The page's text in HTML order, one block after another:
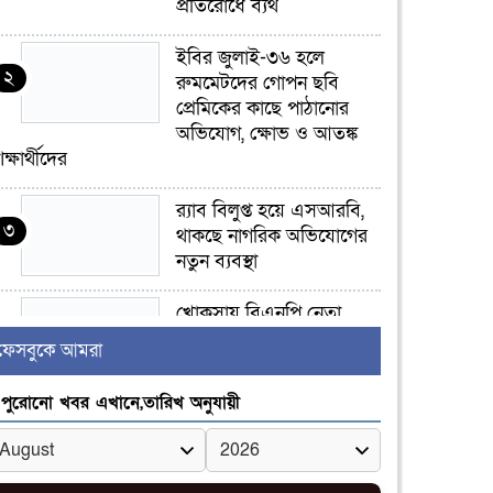
প্রতিরোধে ব্যর্থ
২
ইবির জুলাই-৩৬ হলে
রুমমেটদের গোপন ছবি
প্রেমিকের কাছে পাঠানোর
অভিযোগ, ক্ষোভ ও আতঙ্ক
৩
র‍্যাব বিলুপ্ত হয়ে এসআরবি,
থাকছে নাগরিক অভিযোগের
নতুন ব্যবস্থা
৪
খোকসায় বিএনপি নেতা
৫
সাঈদীর ছবিতে জুতা
নিক্ষেপকারীরা ‘জারজ
সন্তান’: আমির হামজা
আমরা
পুরোনো খবর এখানে,তারিখ অনুযায়ী